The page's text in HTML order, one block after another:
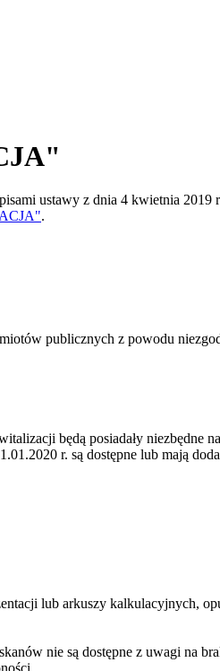
ustawy z dnia 4 kwietnia
.
publicznych z powodu
będą posiadały niezbędne
r. są dostępne lub mają
lub arkuszy kalkulacyjnych,
nie są dostępne z uwagi na